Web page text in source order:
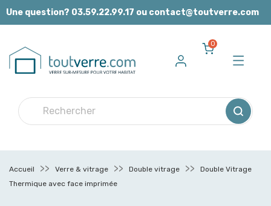
Panneau de gestion des cookies
Une question? 03.59.22.99.17 ou contact@toutverre.com
0
Accueil Verre & vitrage Double vitrage
Double Vitrage
Thermique avec face imprimée